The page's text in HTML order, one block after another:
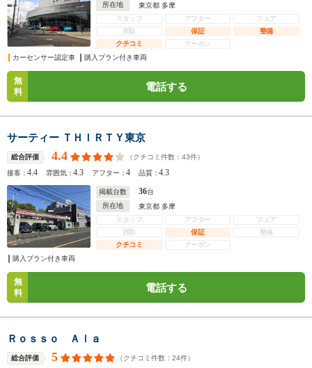
所在地
東京都 多摩
スタッフ
アフター
フェア
買取
保証
整備
クチコミ
クーポン
カーセンサー認定車
購入プラン付き車両
無
料
電話する
サーティー ＴＨＩＲＴＹ東京
総合評価 4.4 （クチコミ件数： 43件）
接客：4.4 雰囲気：4.3 アフター：4 品質：4.3
掲載台数 36台
所在地
東京都 多摩
スタッフ
アフター
フェア
買取
保証
整備
クチコミ
クーポン
購入プラン付き車両
無
料
電話する
Ｒｏｓｓｏ Ａｌａ
総合評価 5 （クチコミ件数： 24件）